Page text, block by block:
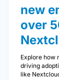
new
over
Explore how
driving
like